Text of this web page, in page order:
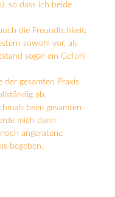
so dass ich beide
die Freundlichkeit,
sowohl vor, als
sogar ein Gefühl
der gesamten Praxis
ab.
beim gesamten
mich dann
angeratene
begeben.